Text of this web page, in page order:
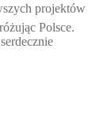
projektów
Polsce.